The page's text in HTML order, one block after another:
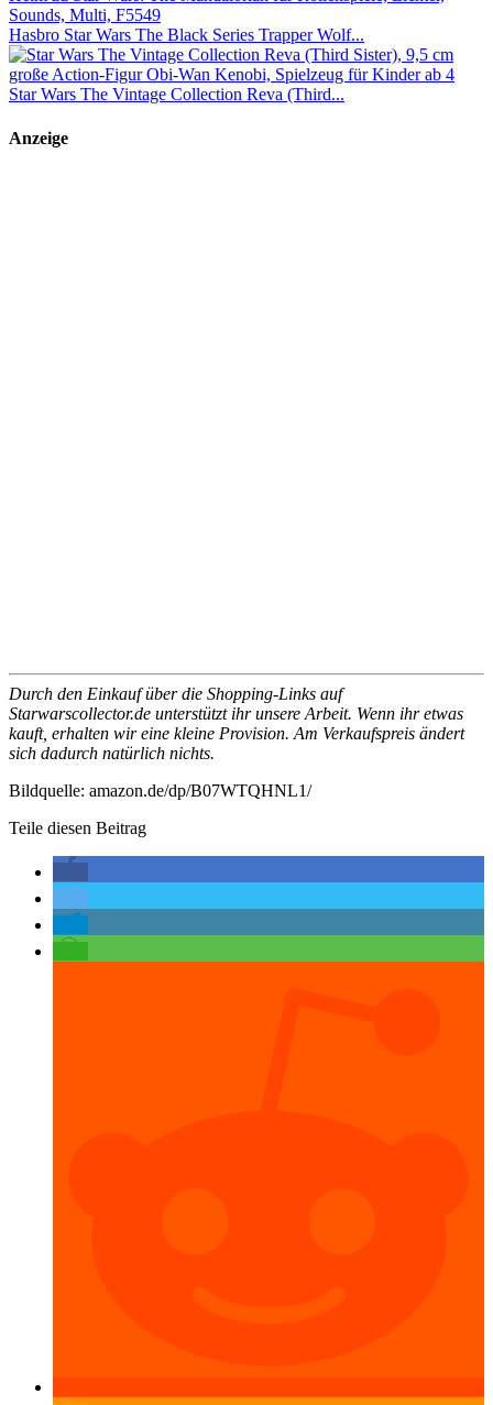
Hasbro Star Wars The Black Series Trapper Wolf...
Star Wars The Vintage Collection Reva (Third...
Anzeige
Durch den Einkauf über die Shopping-Links auf
Starwarscollector.de unterstützt ihr unsere Arbeit. Wenn ihr etwas
kauft, erhalten wir eine kleine Provision. Am Verkaufspreis ändert
sich dadurch natürlich nichts.
Bildquelle: amazon.de/dp/B07WTQHNL1/
Teile diesen Beitrag